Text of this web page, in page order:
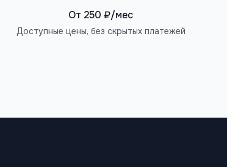
От 250 ₽/мес
Доступные цены, без скрытых платежей